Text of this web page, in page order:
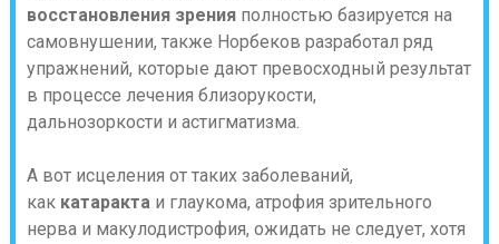
восстановления зренияполностью базируется на
самовнушении, также Норбеков разработал ряд
упражнений, которые дают превосходный результат
в процессе лечения близорукости,
дальнозоркости и астигматизма.
А вот исцеления от таких заболеваний,
как катарактаи глаукома, атрофия зрительного
нерва и макулодистрофия, ожидать не следует, хотя